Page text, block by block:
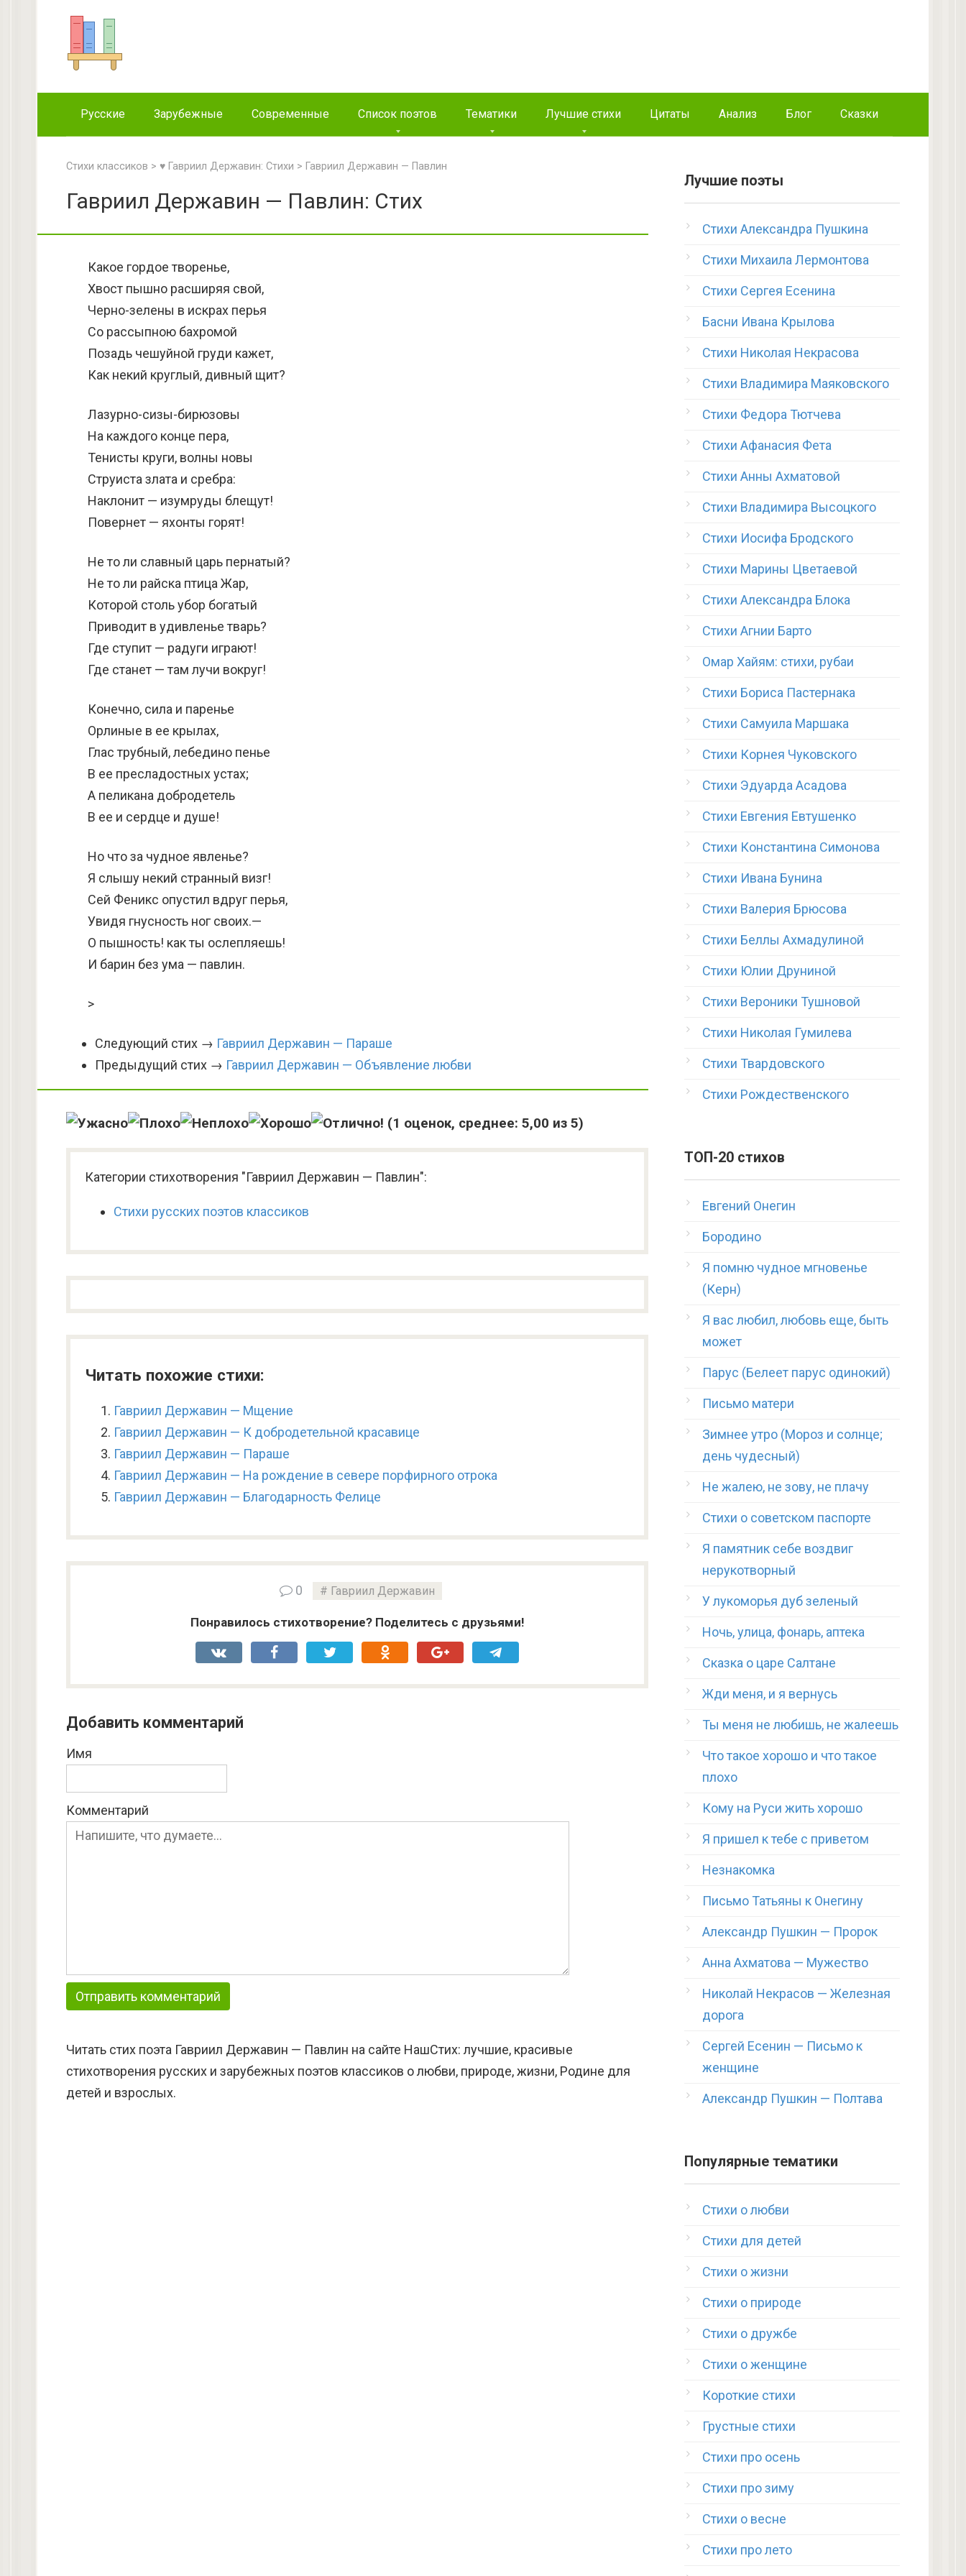
Русские Зарубежные Современные Список поэтов Тематики Лучшие стихи Цитаты Анализ Блог Сказки
Стихи классиков > ♥ Гавриил Державин: Стихи > Гавриил Державин — Павлин
Гавриил Державин — Павлин: Стих
Какое гордое творенье,
Хвост пышно расширяя свой,
Черно-зелены в искрах перья
Со рассыпною бахромой
Позадь чешуйной груди кажет,
Как некий круглый, дивный щит?
Лазурно-сизы-бирюзовы
На каждого конце пера,
Тенисты круги, волны новы
Струиста злата и сребра:
Наклонит — изумруды блещут!
Повернет — яхонты горят!
Не то ли славный царь пернатый?
Не то ли райска птица Жар,
Которой столь убор богатый
Приводит в удивленье тварь?
Где ступит — радуги играют!
Где станет — там лучи вокруг!
Конечно, сила и паренье
Орлиные в ее крылах,
Глас трубный, лебедино пенье
В ее пресладостных устах;
А пеликана добродетель
В ее и сердце и душе!
Но что за чудное явленье?
Я слышу некий странный визг!
Сей Феникс опустил вдруг перья,
Увидя гнусность ног своих.—
О пышность! как ты ослепляешь!
И барин без ума — павлин.
>
Следующий стих → Гавриил Державин — Параше
Предыдущий стих → Гавриил Державин — Объявление любви
(1 оценок, среднее: 5,00 из 5)
Категории стихотворения "Гавриил Державин — Павлин":
Стихи русских поэтов классиков
Читать похожие стихи:
Гавриил Державин — Мщение
Гавриил Державин — К добродетельной красавице
Гавриил Державин — Параше
Гавриил Державин — На рождение в севере порфирного отрока
Гавриил Державин — Благодарность Фелице
0 Гавриил Державин
Понравилось стихотворение? Поделитесь с друзьями!
Добавить комментарий
Имя
Комментарий
Читать стих поэта Гавриил Державин — Павлин на сайте НашСтих: лучшие, красивые
стихотворения русских и зарубежных поэтов классиков о любви, природе, жизни, Родине для
детей и взрослых.
Лучшие поэты
Стихи Александра Пушкина
Стихи Михаила Лермонтова
Стихи Сергея Есенина
Басни Ивана Крылова
Стихи Николая Некрасова
Стихи Владимира Маяковского
Стихи Федора Тютчева
Стихи Афанасия Фета
Стихи Анны Ахматовой
Стихи Владимира Высоцкого
Стихи Иосифа Бродского
Стихи Марины Цветаевой
Стихи Александра Блока
Стихи Агнии Барто
Омар Хайям: стихи, рубаи
Стихи Бориса Пастернака
Стихи Самуила Маршака
Стихи Корнея Чуковского
Стихи Эдуарда Асадова
Стихи Евгения Евтушенко
Стихи Константина Симонова
Стихи Ивана Бунина
Стихи Валерия Брюсова
Стихи Беллы Ахмадулиной
Стихи Юлии Друниной
Стихи Вероники Тушновой
Стихи Николая Гумилева
Стихи Твардовского
Стихи Рождественского
ТОП-20 стихов
Евгений Онегин
Бородино
Я помню чудное мгновенье
(Керн)
Я вас любил, любовь еще, быть
может
Парус (Белеет парус одинокий)
Письмо матери
Зимнее утро (Мороз и солнце;
день чудесный)
Не жалею, не зову, не плачу
Стихи о советском паспорте
Я памятник себе воздвиг
нерукотворный
У лукоморья дуб зеленый
Ночь, улица, фонарь, аптека
Сказка о царе Салтане
Жди меня, и я вернусь
Ты меня не любишь, не жалеешь
Что такое хорошо и что такое
плохо
Кому на Руси жить хорошо
Я пришел к тебе с приветом
Незнакомка
Письмо Татьяны к Онегину
Александр Пушкин — Пророк
Анна Ахматова — Мужество
Николай Некрасов — Железная
дорога
Сергей Есенин — Письмо к
женщине
Александр Пушкин — Полтава
Популярные тематики
Стихи о любви
Стихи для детей
Стихи о жизни
Стихи о природе
Стихи о дружбе
Стихи о женщине
Короткие стихи
Грустные стихи
Стихи про осень
Стихи про зиму
Стихи о весне
Стихи про лето